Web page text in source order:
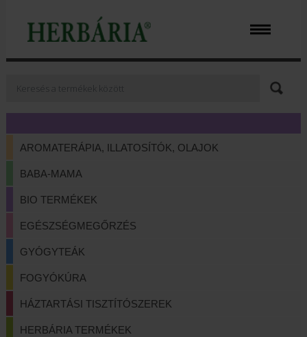
AROMATERÁPIA, ILLATOSÍTÓK, OLAJOK
BABA-MAMA
BIO TERMÉKEK
EGÉSZSÉGMEGŐRZÉS
GYÓGYTEÁK
FOGYÓKÚRA
HÁZTARTÁSI TISZTÍTÓSZEREK
HERBÁRIA TERMÉKEK